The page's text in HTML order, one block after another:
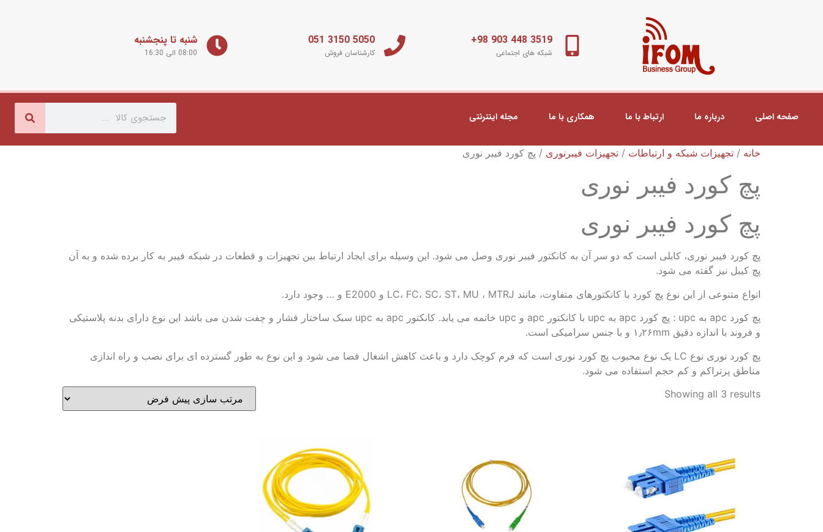
3519 448 903 98+
شبکه های اجتماعی
5050 3150 051
کارشناسان فروش
شنبه تا پنجشنبه
08:00 الی 16:30
صفحه اصلی درباره ما ارتباط با ما همکاری با ما مجله اینترنتی
خانه / تجهیزات شبکه و ارتباطات / تجهیزات فیبرنوری / پچ کورد فیبر نوری
پچ کورد فیبر نوری
پچ کورد فیبر نوری
پچ کورد فیبر نوری، کابلی است که دو سر آن به کانکتور فیبر نوری وصل می شود. این وسیله برای ایجاد ارتباط بین تجهیزات و قطعات در شبکه فیبر به کار برده شده و به آن
پچ کیبل نیز گفته می شود.
انواع متنوعی از این نوع پچ کورد با کانکتورهای متفاوت، مانند LC، FC، SC، ST، MU ، MTRJ و E2000 و … وجود دارد.
پچ کورد apc به upc : پچ کورد apc به upc با کانکتور apc و upc خاتمه می یابد. کانکتور apc به upc سبک ساختار فشار و چفت شدن می باشد این نوع دارای بدنه پلاستیکی
و فروند با اندازه دقیق ۱٫۲۶mm و با جنس سرامیکی است.
پچ کورد نوری نوع LC یک نوع محبوب پچ کورد نوری است که فرم کوچک دارد و باعث کاهش اشغال فضا می شود و این نوع به طور گسترده ای برای نصب و راه اندازی
مناطق پرتراکم و کم حجم استفاده می شود.
Showing all 3 results